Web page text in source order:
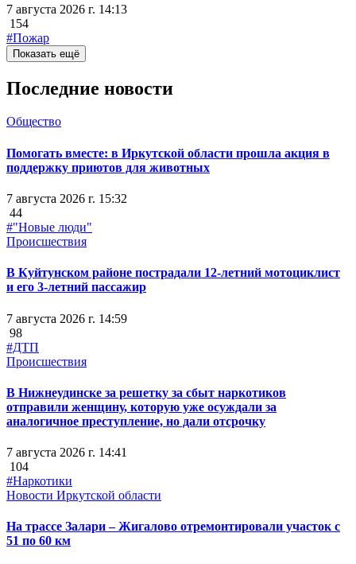
7 августа 2026 г. 14:13
154
#Пожар
Показать ещё
Последние новости
Общество
Помогать вместе: в Иркутской области прошла акция в
поддержку приютов для животных
7 августа 2026 г. 15:32
44
#"Новые люди"
Происшествия
В Куйтунском районе пострадали 12-летний мотоциклист
и его 3-летний пассажир
7 августа 2026 г. 14:59
98
#ДТП
Происшествия
В Нижнеудинске за решетку за сбыт наркотиков
отправили женщину, которую уже осуждали за
аналогичное преступление, но дали отсрочку
7 августа 2026 г. 14:41
104
#Наркотики
Новости Иркутской области
На трассе Залари – Жигалово отремонтировали участок с
51 по 60 км